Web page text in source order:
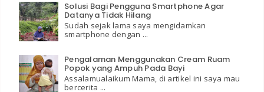
Solusi Bagi Pengguna Smartphone Agar
Datanya Tidak Hilang
Sudah sejak lama saya mengidamkan
smartphone dengan ...
Pengalaman Menggunakan Cream Ruam
Popok yang Ampuh Pada Bayi
Assalamualaikum Mama, di artikel ini saya mau
bercerita ...